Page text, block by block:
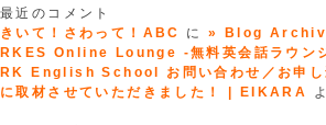
最近のコメント
きいて！さわって！ABC
に» Blog Archive
RKES Online Lounge -無料英会話ラウン
RK English School お問い合わせ／お申
に取材させていただきました！ | EIKARA